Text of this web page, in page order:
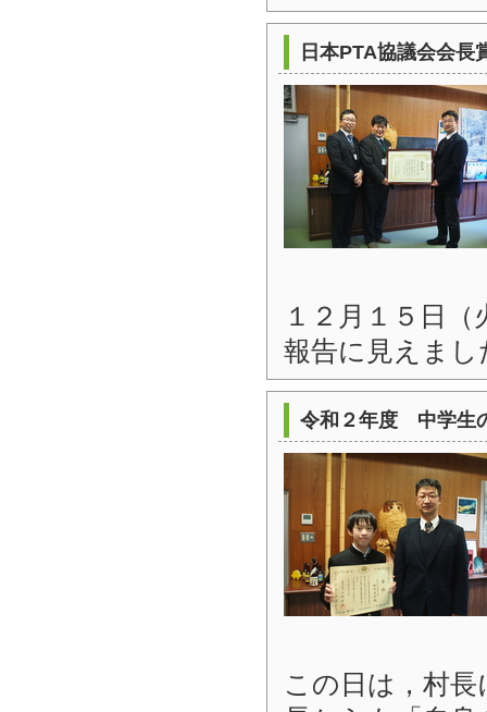
日本PTA協議会会長
１２月１５日
報告に見えまし
令和２年度 中学生
この日は，村